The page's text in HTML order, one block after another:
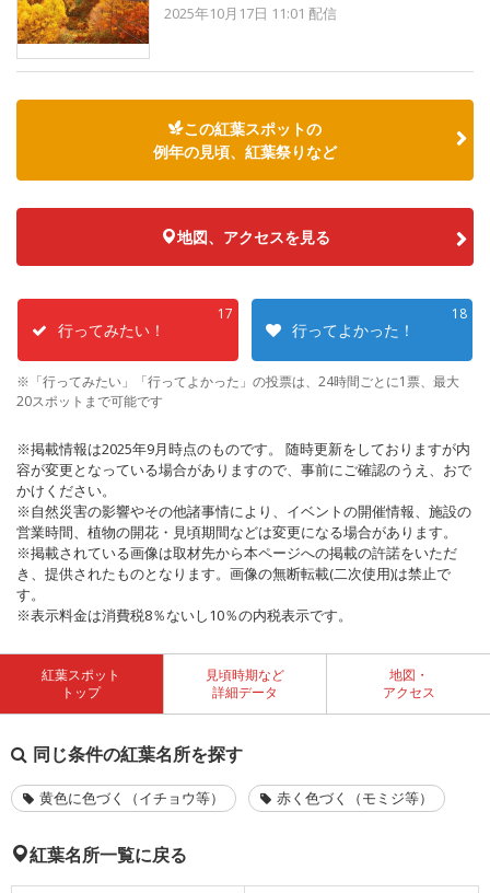
2025年10月17日 11:01 配信
この紅葉スポットの
例年の見頃、紅葉祭りなど
地図、アクセスを見る
17
行ってみたい！
18
行ってよかった！
※「行ってみたい」「行ってよかった」の投票は、24時間ごとに1票、最大
20スポットまで可能です
※掲載情報は2025年9月時点のものです。 随時更新をしておりますが内
容が変更となっている場合がありますので、事前にご確認のうえ、おで
かけください。
※自然災害の影響やその他諸事情により、イベントの開催情報、施設の
営業時間、植物の開花・見頃期間などは変更になる場合があります。
※掲載されている画像は取材先から本ページへの掲載の許諾をいただ
き、提供されたものとなります。画像の無断転載(二次使用)は禁止で
す。
※表示料金は消費税8％ないし10％の内税表示です。
紅葉スポット
トップ
見頃時期など
詳細データ
地図・
アクセス
同じ条件の紅葉名所を探す
黄色に色づく（イチョウ等） 赤く色づく（モミジ等）
紅葉名所一覧に戻る